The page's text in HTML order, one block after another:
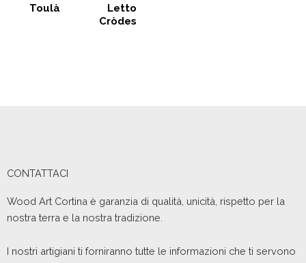
Toulà
Letto
Cròdes
CONTATTACI
Wood Art Cortina è garanzia di qualità, unicità, rispetto per la
nostra terra e la nostra tradizione.
I nostri artigiani ti forniranno tutte le informazioni che ti servono